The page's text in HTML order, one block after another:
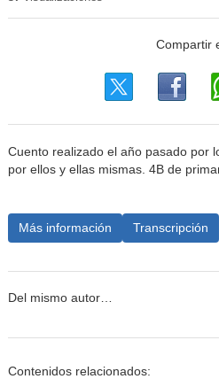
Cuento realizado el año pasado por
por ellos y ellas mismas. 4B de
Más información Transcripción
Del mismo autor…
Contenidos relacionados: